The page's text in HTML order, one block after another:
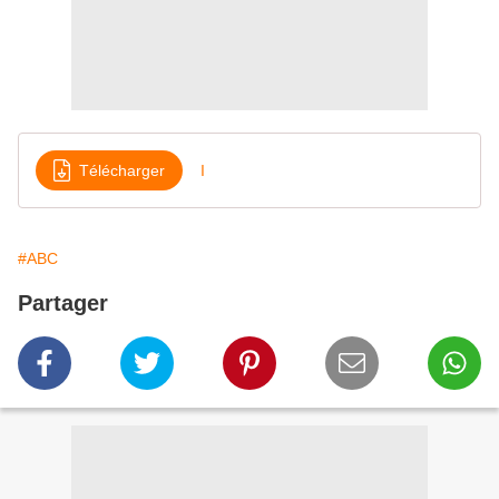
Télécharger I
#ABC
Partager